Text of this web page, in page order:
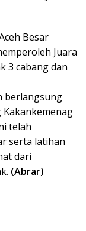
Besar
Juara
3 cabang dan
berlangsung
telah
serta latihan
dari
(Abrar)